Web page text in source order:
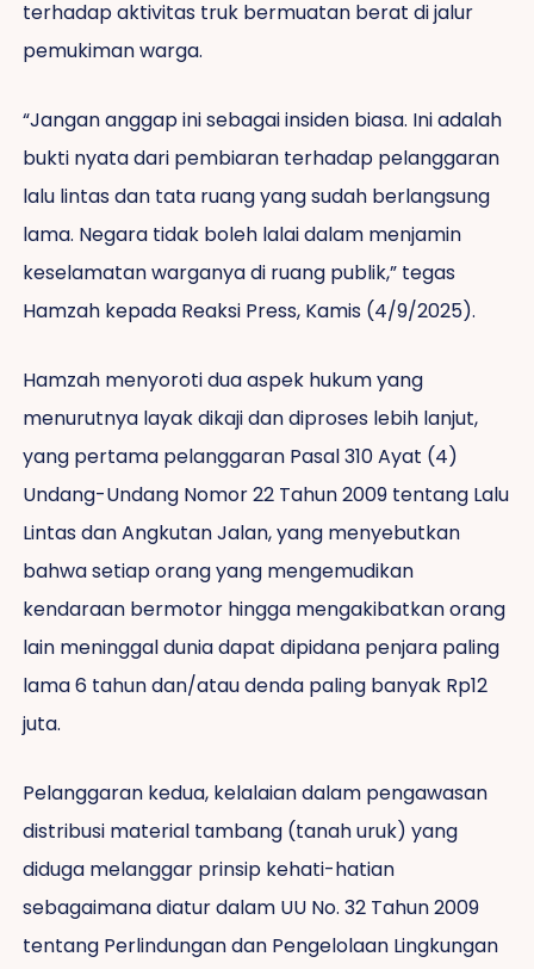
terhadap aktivitas truk bermuatan berat di jalur
pemukiman warga.
“Jangan anggap ini sebagai insiden biasa. Ini adalah
bukti nyata dari pembiaran terhadap pelanggaran
lalu lintas dan tata ruang yang sudah berlangsung
lama. Negara tidak boleh lalai dalam menjamin
keselamatan warganya di ruang publik,” tegas
Hamzah kepada Reaksi Press, Kamis (4/9/2025).
Hamzah menyoroti dua aspek hukum yang
menurutnya layak dikaji dan diproses lebih lanjut,
yang pertama pelanggaran Pasal 310 Ayat (4)
Undang-Undang Nomor 22 Tahun 2009 tentang Lalu
Lintas dan Angkutan Jalan, yang menyebutkan
bahwa setiap orang yang mengemudikan
kendaraan bermotor hingga mengakibatkan orang
lain meninggal dunia dapat dipidana penjara paling
lama 6 tahun dan/atau denda paling banyak Rp12
juta.
Pelanggaran kedua, kelalaian dalam pengawasan
distribusi material tambang (tanah uruk) yang
diduga melanggar prinsip kehati-hatian
sebagaimana diatur dalam UU No. 32 Tahun 2009
tentang Perlindungan dan Pengelolaan Lingkungan